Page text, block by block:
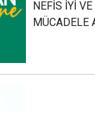
NEFİS İYİ
MÜCADELE